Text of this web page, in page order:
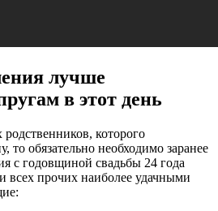
лучше
в этот день
которого
то обязательно необходимо заранее
с годовщиной свадьбы 24 года
всех прочих наиболее удачными